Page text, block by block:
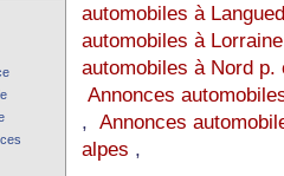
automobiles à
automobiles à Lorraine
automobiles à Nord p.
Annonces
, Annonces
alpes ,